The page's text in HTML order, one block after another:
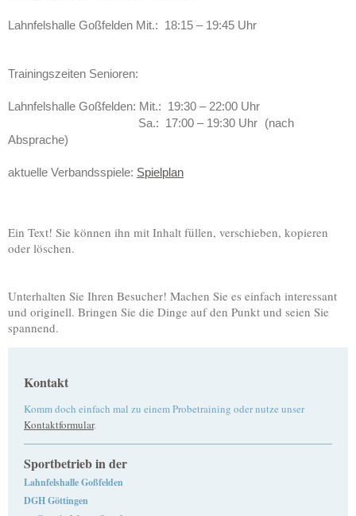
Lahnfelshalle Goßfelden Mit.: 18:15 – 19:45 Uhr
Trainingszeiten Senioren:
Lahnfelshalle Goßfelden: Mit.: 19:30 – 22:00 Uhr
Sa.: 17:00 – 19:30 Uhr
(nach
Absprache)
aktuelle Verbandsspiele: Spielplan
Ein Text! Sie können ihn mit Inhalt füllen, verschieben, kopieren
oder löschen.
Unterhalten Sie Ihren Besucher! Machen Sie es einfach interessant
und originell. Bringen Sie die Dinge auf den Punkt und seien Sie
spannend.
Kontakt
Komm doch einfach mal zu einem Probetraining oder nutze unser
Kontaktformular.
Sportbetrieb in der
Lahnfelshalle Goßfelden
DGH Göttingen